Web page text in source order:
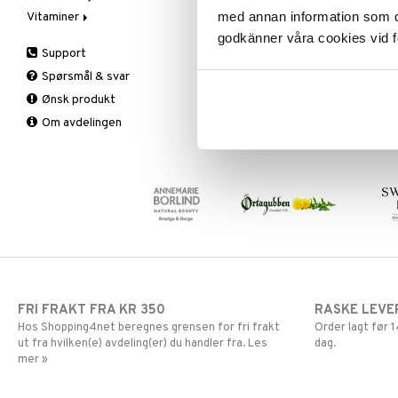
med annan information som
godkänner våra cookies vid
Olje & fett
Raw Food
Sjokolade
Snacks
Søtning
Spesialprodukter
Hud
Øyne
Kropp
Bodylotion
Deo
Eteriske oljer
Kroppspeeling
Salver
Sårpleie
Solbeskyttelse
Aftersun
Spesialprodukter
Lysterapi
Smertelindring
Bars
Faste
Fettforbrenning
Måltidserstatning
Øvrige
Vitaminer
Antioksidanter
B-vitaminer
Barn
C-vitaminer
Support
Spørsmål & svar
Ønsk produkt
Om avdelingen
FRI FRAKT FRA KR 350
Hos Shopping4net beregnes grensen for fri frakt
ut fra hvilken(e) avdeling(er) du handler fra. Les
mer »
RASKE
Order lagt før
dag.